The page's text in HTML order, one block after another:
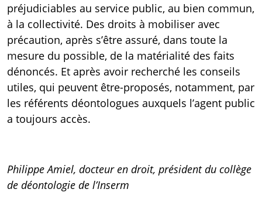
préjudiciables au service public, au bien commun,
à la collectivité. Des droits à mobiliser avec
précaution, après s’être assuré, dans toute la
mesure du possible, de la matérialité des faits
dénoncés. Et après avoir recherché les conseils
utiles, qui peuvent être-proposés, notamment, par
les référents déontologues auxquels l’agent public
a toujours accès.
Philippe Amiel, docteur en droit, président du collège
de déontologie de l’Inserm